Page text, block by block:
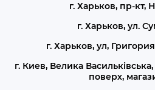
г. Харьков, пр-кт,
г. Харьков, ул.
г. Харьков, ул,
г. Киев, Велика
поверх,